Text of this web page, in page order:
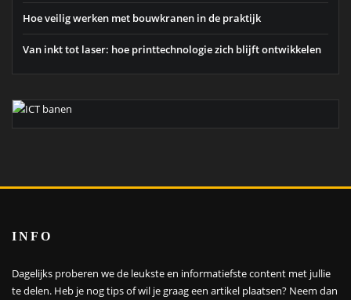
Hoe veilig werken met bouwkranen in de praktijk
Van inkt tot laser: hoe printtechnologie zich blijft ontwikkelen
INFO
Dagelijks proberen we de leukste en informatiefste content met jullie
te delen. Heb je nog tips of wil je graag een artikel plaatsen? Neem dan